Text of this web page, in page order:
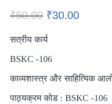
₹50.00 ₹30.00
सत्रीय कार्य
BSKC -106
काव्यशास्त्र और साहित्यिक
पाठ्यक्रम कोड : BSKC -106